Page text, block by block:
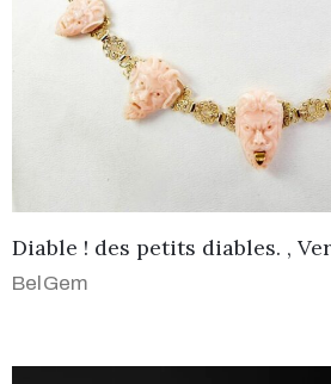
Diable ! des petits diables. ,
BelGem